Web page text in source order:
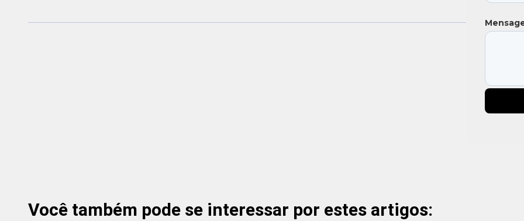
Você também pode se interessar por estes artigos: